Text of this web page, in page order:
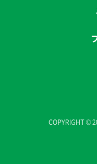
COPYRIGHT ©